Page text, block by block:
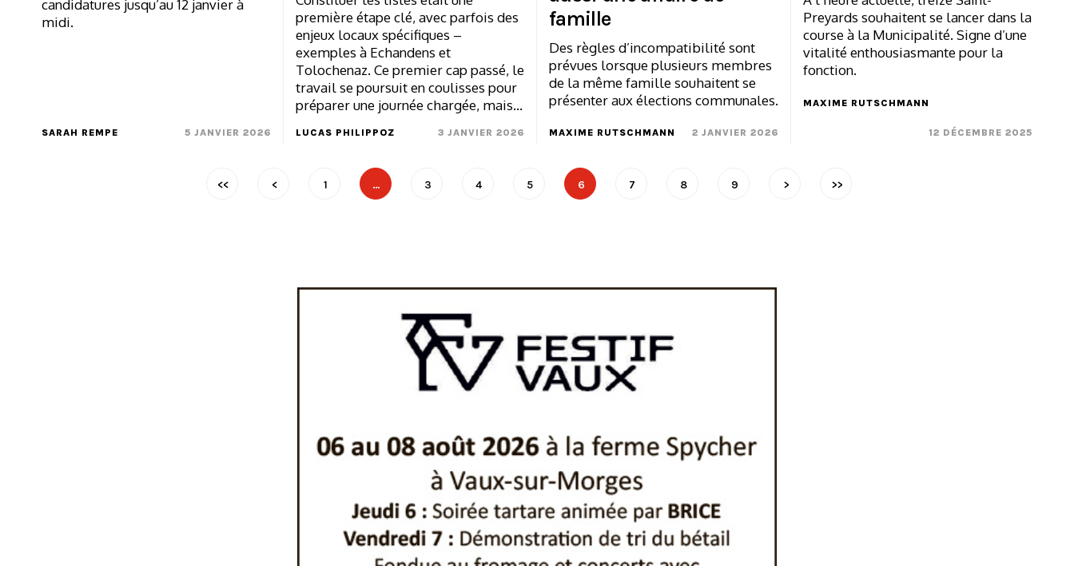
candidatures jusqu’au 12 janvier à
midi.
SARAH REMPE 5 JANVIER 2026
première étape clé, avec parfois des
enjeux locaux spécifiques –
exemples à Echandens et
Tolochenaz. Ce premier cap passé, le
travail se poursuit en coulisses pour
préparer une journée chargée, mais…
LUCAS PHILIPPOZ 3 JANVIER 2026
famille
Des règles d’incompatibilité sont
prévues lorsque plusieurs membres
de la même famille souhaitent se
présenter aux élections communales.
MAXIME RUTSCHMANN 2 JANVIER 2026
Preyards souhaitent se lancer dans la
course à la Municipalité. Signe d’une
vitalité enthousiasmante pour la
fonction.
MAXIME RUTSCHMANN
12 DÉCEMBRE 2025
<< < 1 … 3 4 5 6 7 8 9 > >>